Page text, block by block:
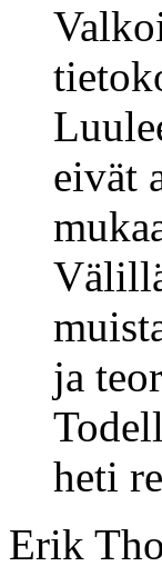
eivät
ja
heti
Erik